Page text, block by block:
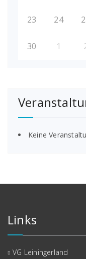
23 24
30 1
Keine
Links
VG Leiningerland